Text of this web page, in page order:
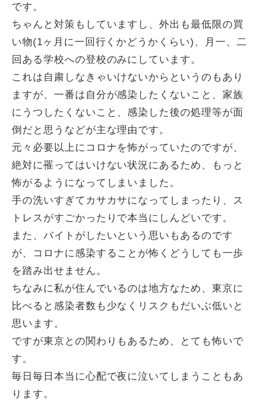
です。
ちゃんと対策もしていますし、外出も最低限の買
い物(1ヶ月に一回行くかどうかくらい)、月一、二
回ある学校への登校のみにしています。
これは自粛しなきゃいけないからというのもあり
ますが、一番は自分が感染したくないこと、家族
にうつしたくないこと、感染した後の処理等が面
倒だと思うなどが主な理由です。
元々必要以上にコロナを怖がっていたのですが、
絶対に罹ってはいけない状況にあるため、もっと
怖がるようになってしまいました。
手の洗いすぎてカサカサになってしまったり、ス
トレスがすごかったりで本当にしんどいです。
また、バイトがしたいという思いもあるのです
が、コロナに感染することが怖くどうしても一歩
を踏み出せません。
ちなみに私が住んでいるのは地方なため、東京に
比べると感染者数も少なくリスクもだいぶ低いと
思います。
ですが東京との関わりもあるため、とても怖いで
す。
毎日毎日本当に心配で夜に泣いてしまうこともあ
ります。